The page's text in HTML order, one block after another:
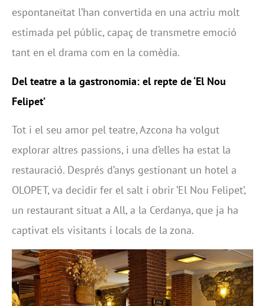
espontaneïtat l’han convertida en una actriu molt
estimada pel públic, capaç de transmetre emoció
tant en el drama com en la comèdia.
Del teatre a la gastronomia: el repte de ‘El Nou
Felipet’
Tot i el seu amor pel teatre, Azcona ha volgut
explorar altres passions, i una d’elles ha estat la
restauració. Després d’anys gestionant un hotel a
OLOPET, va decidir fer el salt i obrir ‘El Nou Felipet’,
un restaurant situat a All, a la Cerdanya, que ja ha
captivat els visitants i locals de la zona.